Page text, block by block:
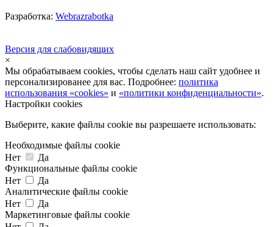
Разработка: Webrazrabotka
Версия для слабовидящих
×
Мы обрабатываем cookies, чтобы сделать наш сайт удобнее и
персонализированее для вас. Подробнее: политика
использования «cookies» и «политики конфиденциальности».
Настройки cookies
Выберите, какие файлы cookie вы разрешаете использовать:
Необходимые файлы cookie
Нет
Да
Функциональные файлы cookie
Нет
Да
Аналитические файлы cookie
Нет
Да
Маркетинговые файлы cookie